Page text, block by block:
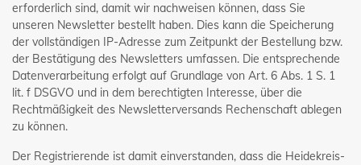
erforderlich sind, damit wir nachweisen können, dass Sie
unseren Newsletter bestellt haben. Dies kann die Speicherung
der vollständigen IP-Adresse zum Zeitpunkt der Bestellung bzw.
der Bestätigung des Newsletters umfassen. Die entsprechende
Datenverarbeitung erfolgt auf Grundlage von Art. 6 Abs. 1 S. 1
lit. f DSGVO und in dem berechtigten Interesse, über die
Rechtmäßigkeit des Newsletterversands Rechenschaft ablegen
zu können.
Der Registrierende ist damit einverstanden, dass die Heidekreis-